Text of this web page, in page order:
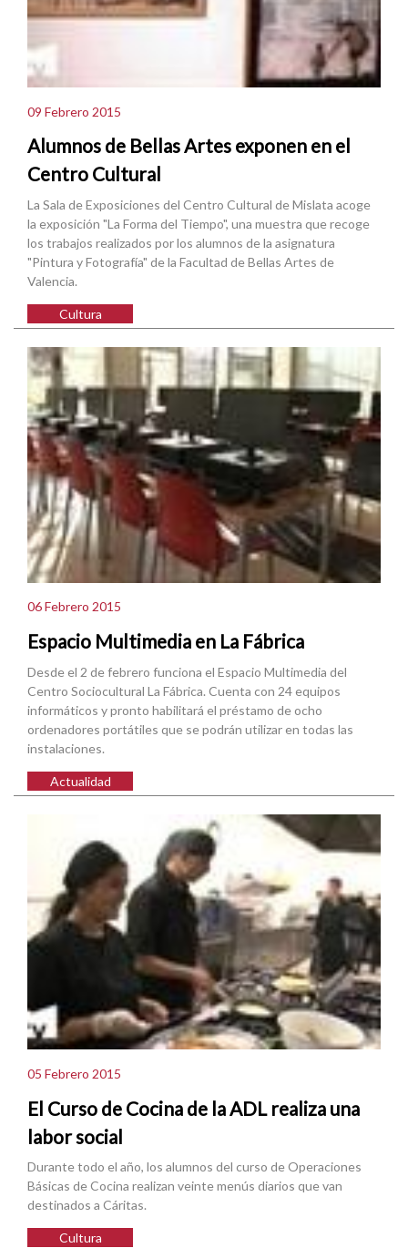
09 Febrero 2015
Alumnos de Bellas Artes exponen en el
Centro Cultural
La Sala de Exposiciones del Centro Cultural de Mislata acoge
la exposición "La Forma del Tiempo", una muestra que recoge
los trabajos realizados por los alumnos de la asignatura
"Pintura y Fotografía" de la Facultad de Bellas Artes de
Valencia.
Cultura
06 Febrero 2015
Espacio Multimedia en La Fábrica
Desde el 2 de febrero funciona el Espacio Multimedia del
Centro Sociocultural La Fábrica. Cuenta con 24 equipos
informáticos y pronto habilitará el préstamo de ocho
ordenadores portátiles que se podrán utilizar en todas las
instalaciones.
Actualidad
05 Febrero 2015
El Curso de Cocina de la ADL realiza una
labor social
Durante todo el año, los alumnos del curso de Operaciones
Básicas de Cocina realizan veinte menús diarios que van
destinados a Cáritas.
Cultura